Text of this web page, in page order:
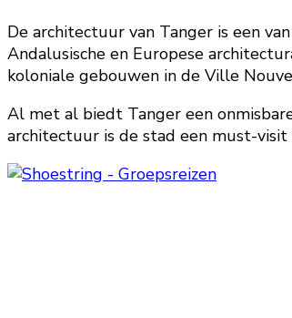
De architectuur van Tanger is een
Andalusische en Europese
koloniale gebouwen in de Ville
Al met al biedt Tanger een
architectuur is de stad een must-